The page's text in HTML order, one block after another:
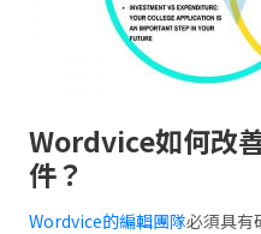
Wordvice如何改
件？
Wordvice的編輯團隊必須具有